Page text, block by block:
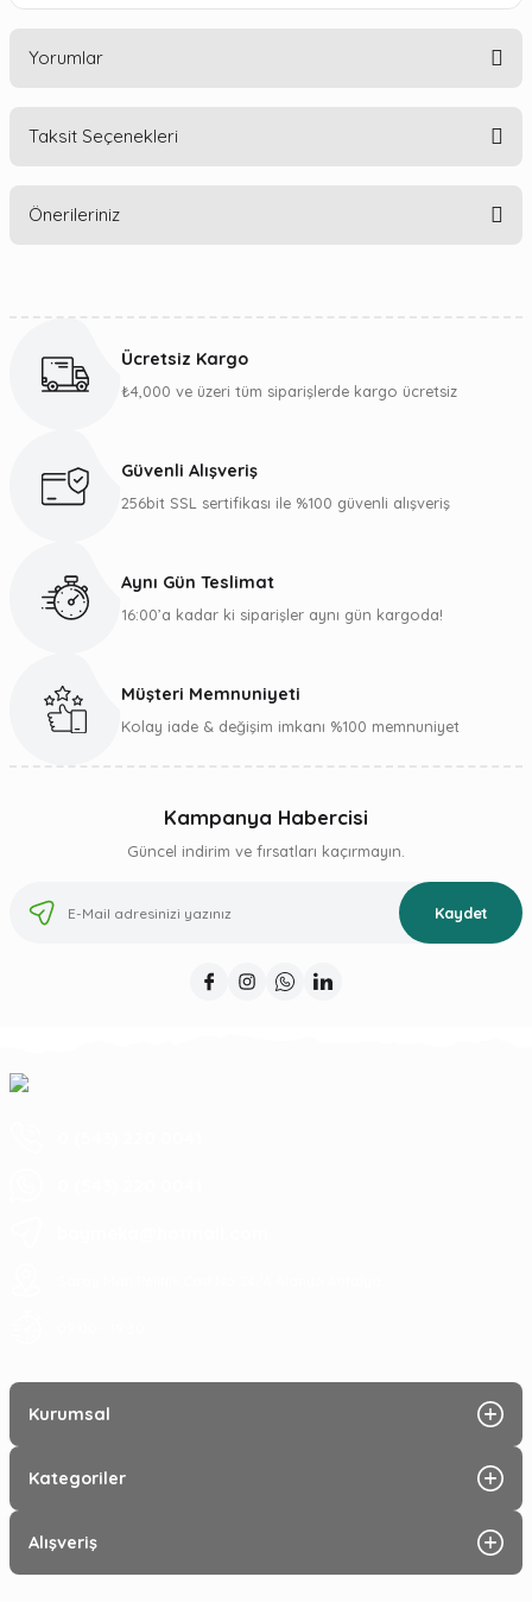
Yorumlar
Taksit Seçenekleri
Önerileriniz
Görüş ve önerileriniz için teşekkür ederiz.
Ürün bilgilerinde hatalar bulunuyor.
Gönder
Ücretsiz Kargo
₺4,000 ve üzeri tüm siparişlerde kargo ücretsiz
Güvenli Alışveriş
256bit SSL sertifikası ile %100 güvenli alışveriş
Aynı Gün Teslimat
16:00’a kadar ki siparişler aynı gün kargoda!
Müşteri Memnuniyeti
Kolay iade & değişim imkanı %100 memnuniyet
Kampanya Habercisi
Güncel indirim ve fırsatları kaçırmayın.
Kaydet
Kurumsal
Kategoriler
Alışveriş